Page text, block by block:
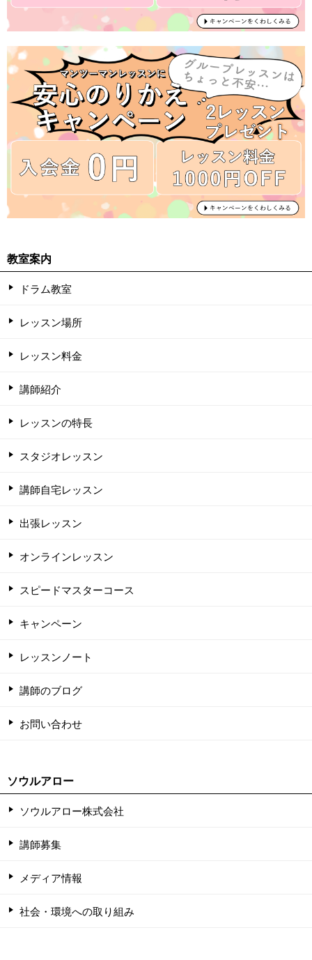
教室案内
ドラム教室
レッスン場所
レッスン料金
講師紹介
レッスンの特長
スタジオレッスン
講師自宅レッスン
出張レッスン
オンラインレッスン
スピードマスターコース
キャンペーン
レッスンノート
講師のブログ
お問い合わせ
ソウルアロー
ソウルアロー株式会社
講師募集
メディア情報
社会・環境への取り組み